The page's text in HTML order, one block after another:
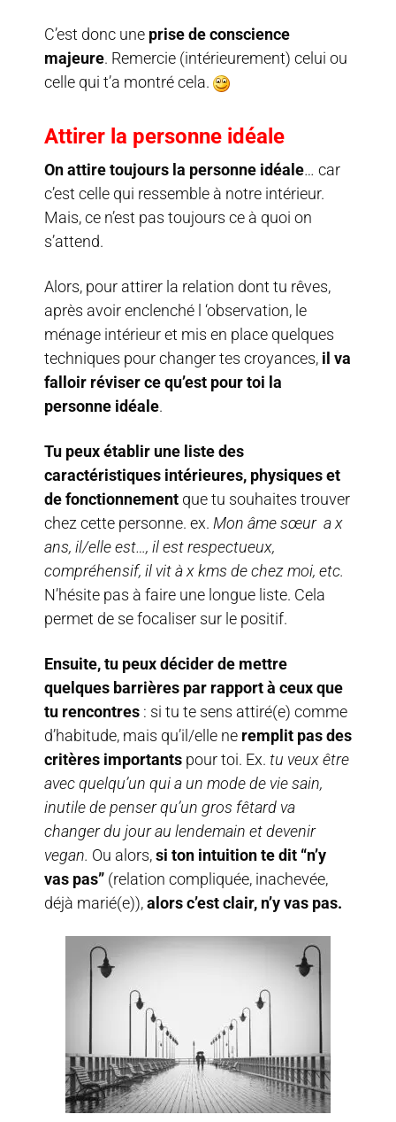
C’est donc une prise de conscience
majeure. Remercie (intérieurement) celui ou
celle qui t’a montré cela.
Attirer la personne idéale
On attire toujours la personne idéale… car
c’est celle qui ressemble à notre intérieur.
Mais, ce n’est pas toujours ce à quoi on
s’attend.
Alors, pour attirer la relation dont tu rêves,
après avoir enclenché l ‘observation, le
ménage intérieur et mis en place quelques
techniques pour changer tes croyances, il va
falloir réviser ce qu’est pour toi la
personne idéale.
Tu peux établir une liste des
caractéristiques intérieures, physiques et
de fonctionnement que tu souhaites trouver
chez cette personne. ex. Mon âme sœur a x
ans, il/elle est…, il est respectueux,
compréhensif, il vit à x kms de chez moi, etc.
N’hésite pas à faire une longue liste. Cela
permet de se focaliser sur le positif.
Ensuite, tu peux décider de mettre
quelques barrières par rapport à ceux que
tu rencontres : si tu te sens attiré(e) comme
d’habitude, mais qu’il/elle ne remplit pas des
critères importants pour toi. Ex. tu veux être
avec quelqu’un qui a un mode de vie sain,
inutile de penser qu’un gros fêtard va
changer du jour au lendemain et devenir
vegan. Ou alors,si ton intuition te dit “n’y
vas pas” (relation compliquée, inachevée,
déjà marié(e)),alors c’est clair, n’y vas pas.